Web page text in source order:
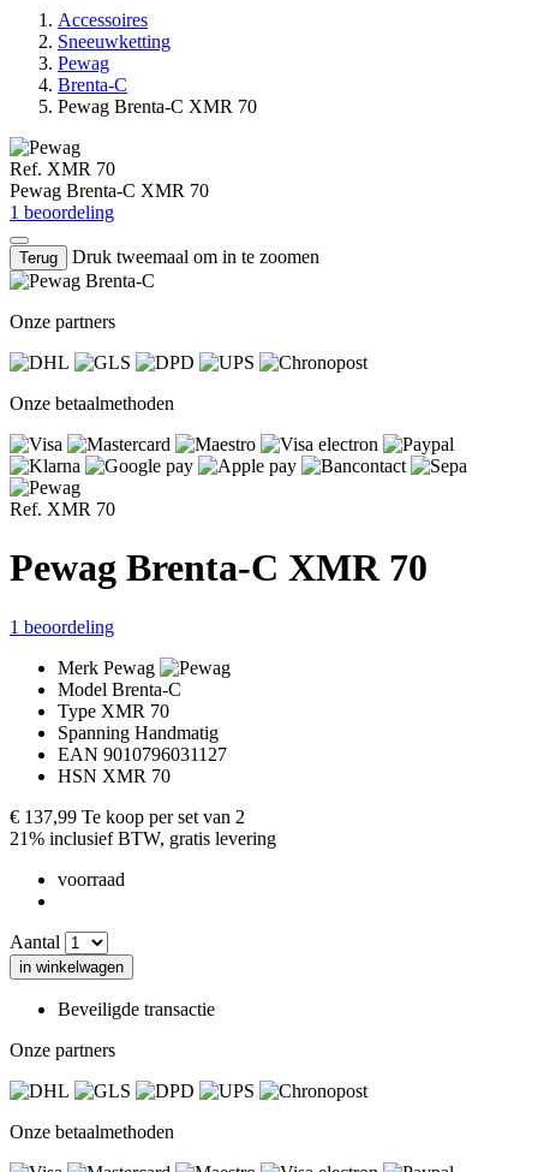
Accessoires
Sneeuwketting
Pewag
Brenta-C
Pewag Brenta-C XMR 70
Ref. XMR 70
Pewag Brenta-C XMR 70
1 beoordeling
Terug Druk tweemaal om in te zoomen
Onze partners
Onze betaalmethoden
Ref. XMR 70
Pewag Brenta-C XMR 70
1 beoordeling
Merk Pewag
Model Brenta-C
Type XMR 70
Spanning Handmatig
EAN 9010796031127
HSN XMR 70
€ 137,99 Te koop per set van 2
21% inclusief BTW, gratis levering
voorraad
Aantal
in winkelwagen
Beveiligde transactie
Onze partners
Onze betaalmethoden